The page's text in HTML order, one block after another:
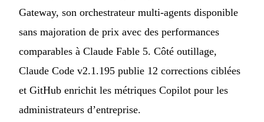
Gateway, son orchestrateur multi-agents disponible
sans majoration de prix avec des performances
comparables à Claude Fable 5. Côté outillage,
Claude Code v2.1.195 publie 12 corrections ciblées
et GitHub enrichit les métriques Copilot pour les
administrateurs d’entreprise.